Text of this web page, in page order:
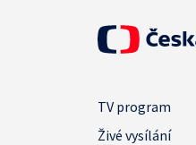
TV program
Živé vysílání